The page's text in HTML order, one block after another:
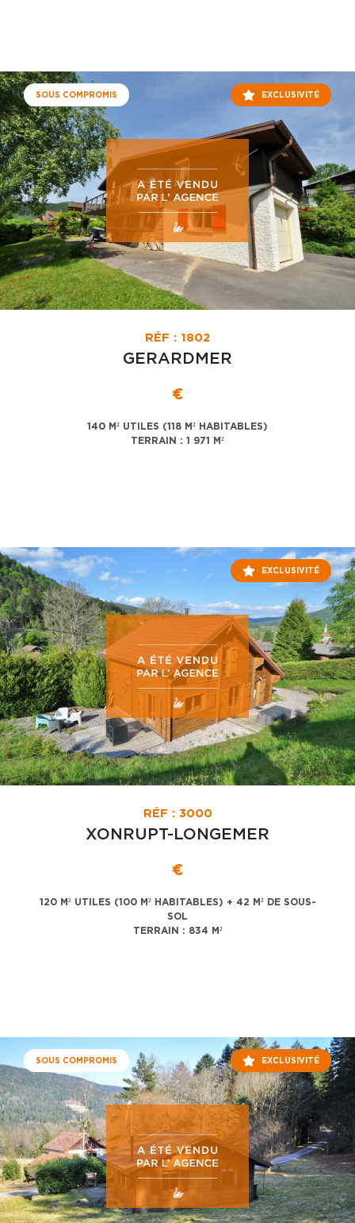
EXCLUSIVITÉ
SOUS COMPROMIS
RÉF : 1802
GERARDMER
€
140 M² UTILES (118 M² HABITABLES)
TERRAIN : 1 971 M²
EXCLUSIVITÉ
RÉF : 3000
XONRUPT-LONGEMER
€
120 M² UTILES (100 M² HABITABLES) + 42 M² DE SOUS-
SOL
TERRAIN : 834 M²
EXCLUSIVITÉ
SOUS COMPROMIS